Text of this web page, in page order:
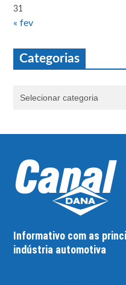
31
« fev
Categorias
Informativo com as
indústria automotiva